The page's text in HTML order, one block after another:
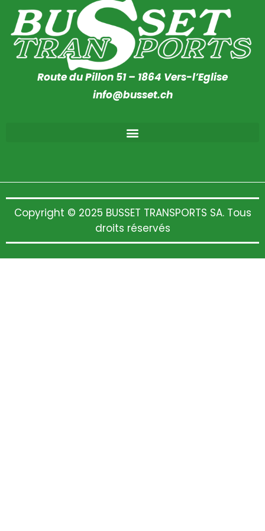
Route du Pillon 51 – 1864 Vers-l’Eglise
info@busset.ch
Copyright © 2025 BUSSET TRANSPORTS SA. Tous
droits réservés